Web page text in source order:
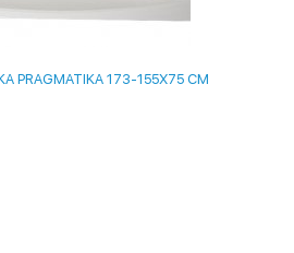
PRAGMATIKA 173-155Х75 СМ